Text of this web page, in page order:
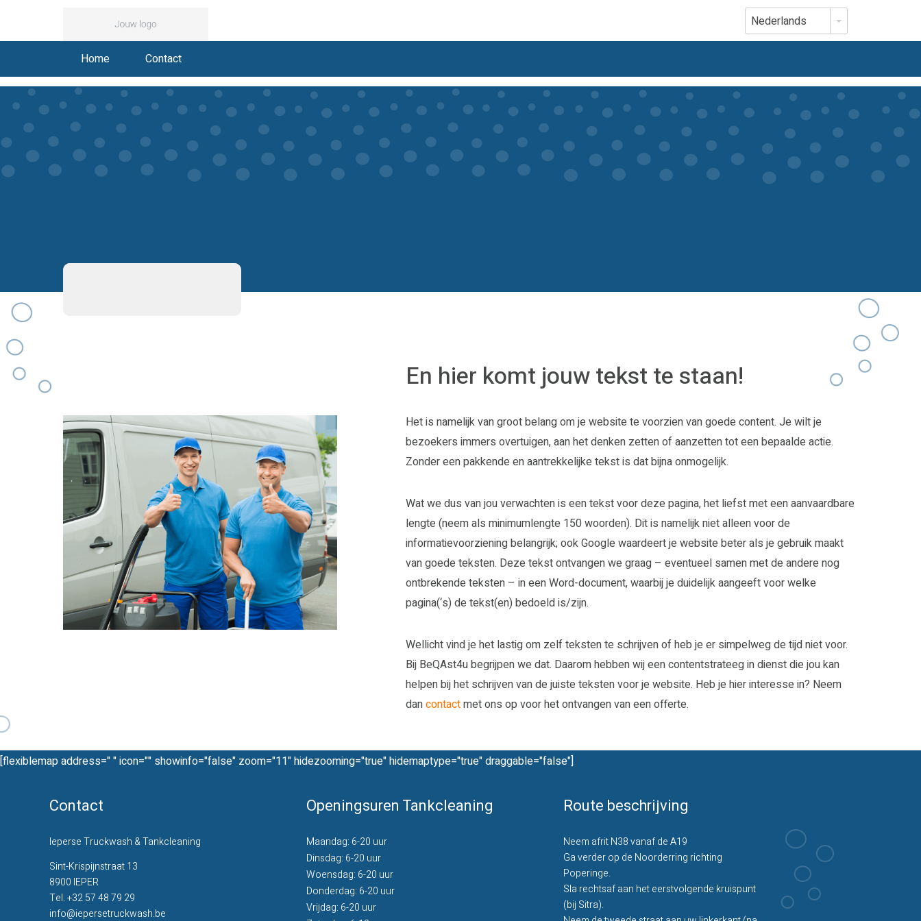
Nederlands
Home Contact
En hier komt jouw tekst te staan!
Het is namelijk van groot belang om je website te voorzien van goede content. Je wilt je
bezoekers immers overtuigen, aan het denken zetten of aanzetten tot een bepaalde actie.
Zonder een pakkende en aantrekkelijke tekst is dat bijna onmogelijk.
Wat we dus van jou verwachten is een tekst voor deze pagina, het liefst met een aanvaardbare
lengte (neem als minimumlengte 150 woorden). Dit is namelijk niet alleen voor de
informatievoorziening belangrijk; ook Google waardeert je website beter als je gebruik maakt
van goede teksten. Deze tekst ontvangen we graag – eventueel samen met de andere nog
ontbrekende teksten – in een Word-document, waarbij je duidelijk aangeeft voor welke
pagina(‘s) de tekst(en) bedoeld is/zijn.
Wellicht vind je het lastig om zelf teksten te schrijven of heb je er simpelweg de tijd niet voor.
Bij BeQAst4u begrijpen we dat. Daarom hebben wij een contentstrateeg in dienst die jou kan
helpen bij het schrijven van de juiste teksten voor je website. Heb je hier interesse in? Neem
dancontactmet ons op voor het ontvangen van een offerte.
[flexiblemap address=" " icon="" showinfo="false" zoom="11" hidezooming="true" hidemaptype="true" draggable="false"]
Contact
Ieperse Truckwash & Tankcleaning
Sint-Krispijnstraat 13
8900 IEPER
Tel.+32 57 48 79 29
info@iepersetruckwash.be
Openingsuren Tankcleaning
Maandag: 6-20 uur
Dinsdag: 6-20 uur
Woensdag: 6-20 uur
Donderdag: 6-20 uur
Vrijdag: 6-20 uur
Route beschrijving
Neem afrit N38 vanaf de A19
Ga verder op de Noorderring richting
Poperinge.
Sla rechtsaf aan het eerstvolgende kruispunt
(bij Sitra).